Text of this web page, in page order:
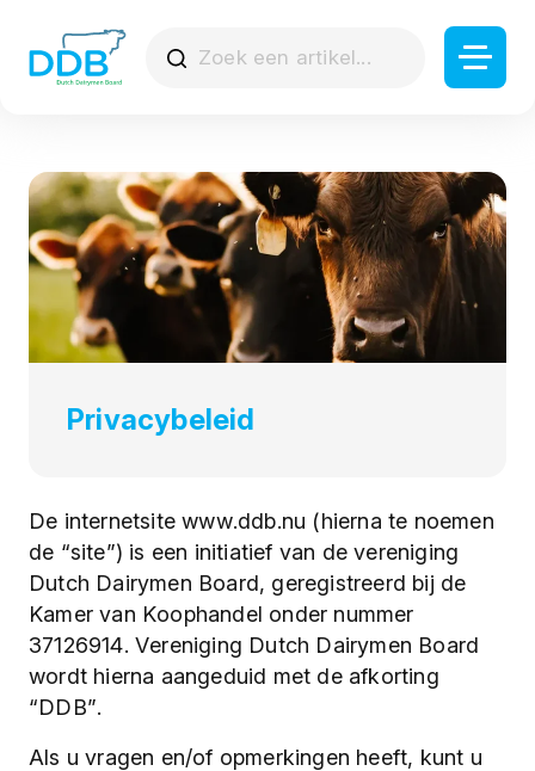
Privacybeleid
De internetsite www.ddb.nu (hierna te noemen
de “site”) is een initiatief van de vereniging
Dutch Dairymen Board, geregistreerd bij de
Kamer van Koophandel onder nummer
37126914. Vereniging Dutch Dairymen Board
wordt hierna aangeduid met de afkorting
“DDB”.
Als u vragen en/of opmerkingen heeft, kunt u